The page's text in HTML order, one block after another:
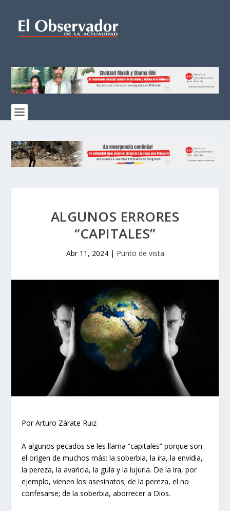
ALGUNOS ERRORES
“CAPITALES”
Abr 11, 2024| Punto de vista
Por Arturo Zárate Ruiz
A algunos pecados se les llama “capitales” porque son
el origen de muchos más: la soberbia, la ira, la envidia,
la pereza, la avaricia, la gula y la lujuria. De la ira, por
ejemplo, vienen los asesinatos; de la pereza, el no
confesarse; de la soberbia, aborrecer a Dios.